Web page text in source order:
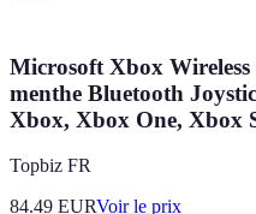
Microsoft Xbox
menthe Bluetooth
Xbox, Xbox One, Xbox
Topbiz FR
84.49 EURVoir le prix